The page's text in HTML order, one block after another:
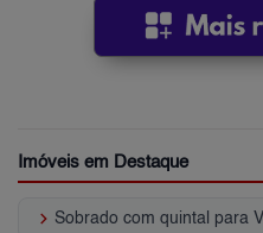
Imóveis em Destaque
keyboard_arrow_right